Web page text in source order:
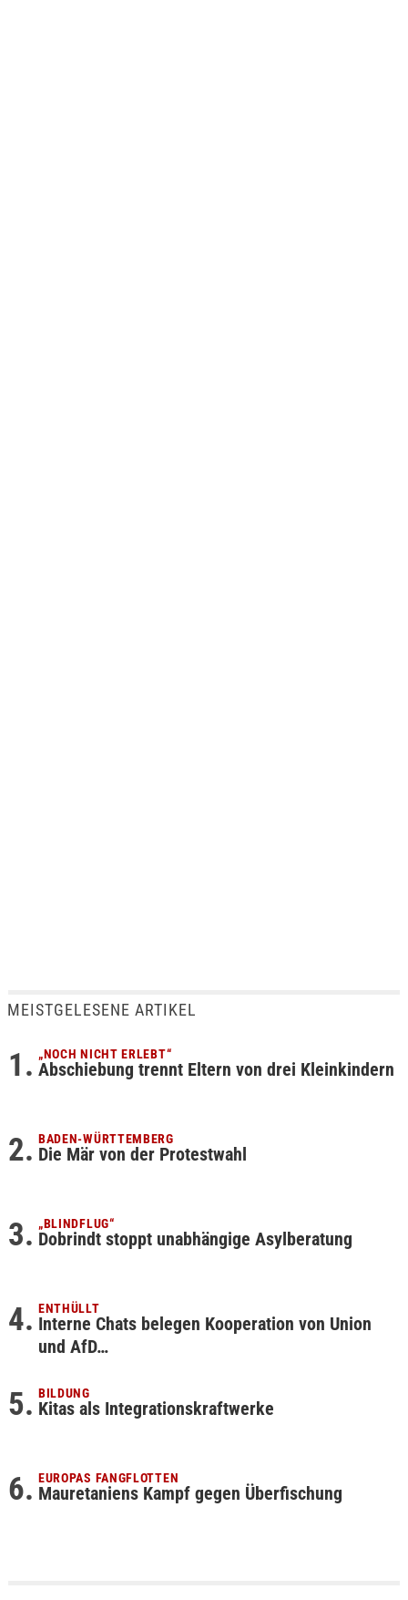
MEISTGELESENE ARTIKEL
„NOCH NICHT ERLEBT“
Abschiebung trennt Eltern von drei Kleinkindern
BADEN-WÜRTTEMBERG
Die Mär von der Protestwahl
„BLINDFLUG“
Dobrindt stoppt unabhängige Asylberatung
ENTHÜLLT
Interne Chats belegen Kooperation von Union
und AfD…
BILDUNG
Kitas als Integrationskraftwerke
EUROPAS FANGFLOTTEN
Mauretaniens Kampf gegen Überfischung